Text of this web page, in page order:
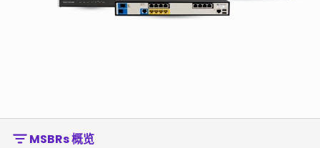
Stay in the loop
MSBRs 概览